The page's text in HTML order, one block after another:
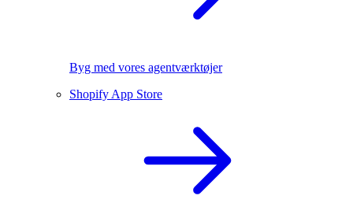
Byg med vores agentværktøjer
Shopify App Store